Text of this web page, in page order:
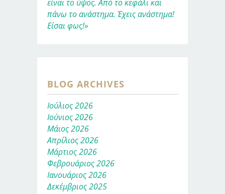
είναι το ύψος. Από το κεφάλι και
πάνω το ανάστημα. Έχεις ανάστημα!
Είσαι φως!»
BLOG ARCHIVES
Ιούλιος 2026
Ιούνιος 2026
Μάιος 2026
Απρίλιος 2026
Μάρτιος 2026
Φεβρουάριος 2026
Ιανουάριος 2026
Δεκέμβριος 2025